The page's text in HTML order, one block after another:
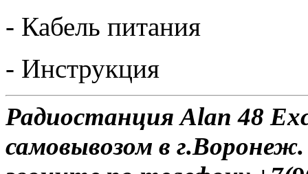
- Кабель питания
- Инструкция
Радиостанция Alan 48
самовывозом в